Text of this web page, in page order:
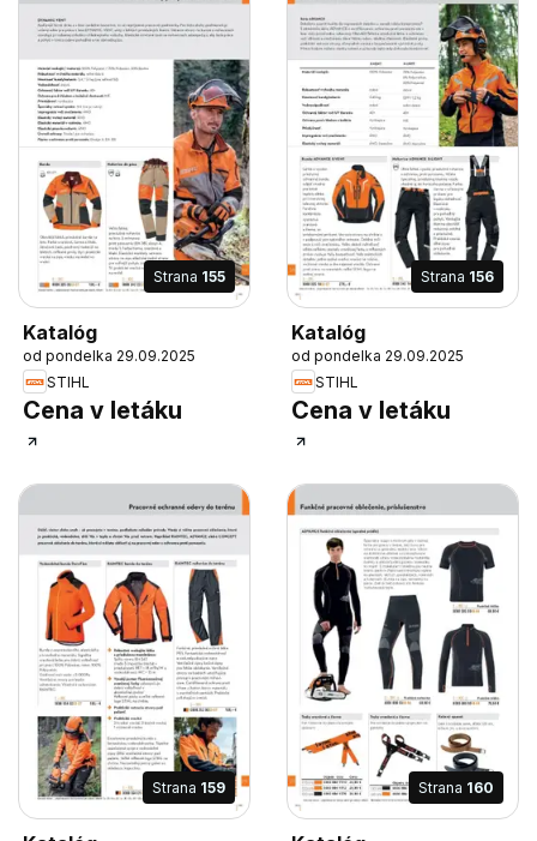
Strana 155
Katalóg
od pondelka 29.09.2025
STIHL
Cena v letáku
Strana 156
Katalóg
od pondelka 29.09.2025
STIHL
Cena v letáku
Strana 159 Strana 160